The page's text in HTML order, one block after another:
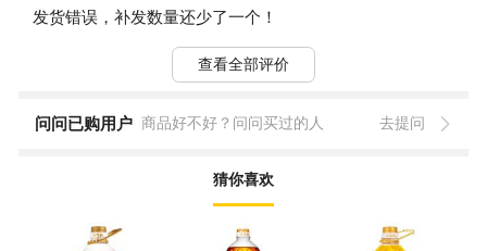
发货错误，补发数量还少了一个！
查看全部评价
问问已购用户 商品好不好？问问买过的人 去提问
猜你喜欢